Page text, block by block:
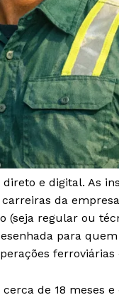
e digital. As
da
(seja regular ou
para
ferroviárias
de 18 meses